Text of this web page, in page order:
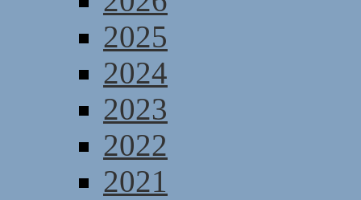
2025
2024
2023
2022
2021